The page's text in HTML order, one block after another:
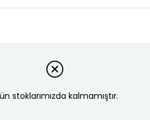
stoklarımızda kalmamıştır.